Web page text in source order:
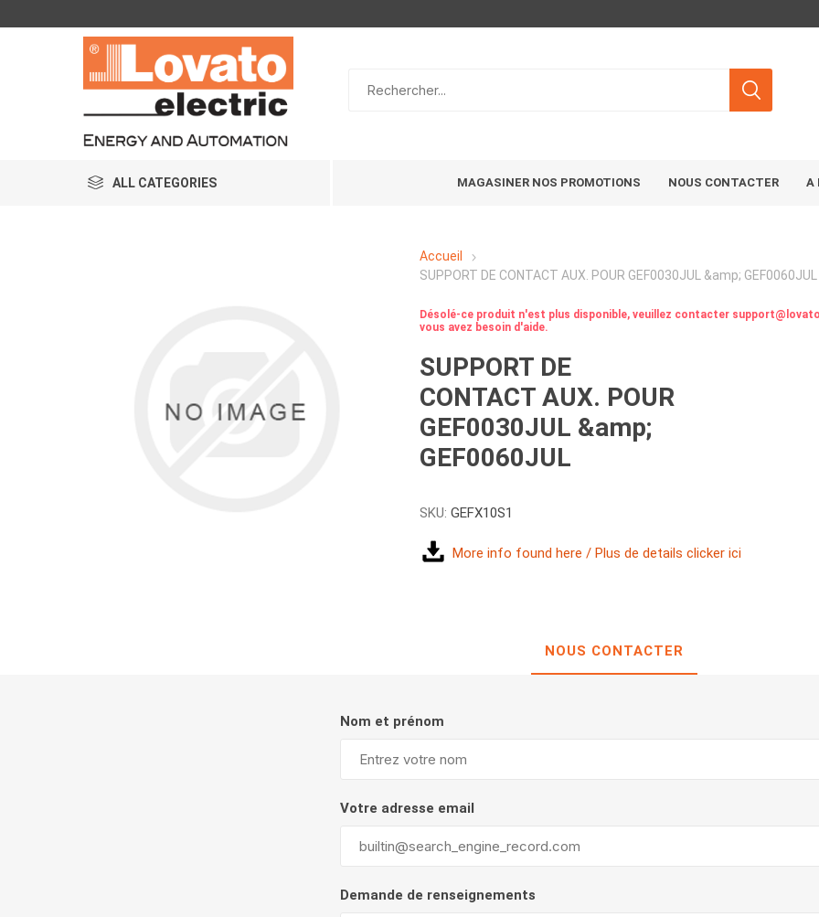
ALL CATEGORIES MAGASINER NOS PROMOTIONS NOUS CONTACTER A
Accueil
SUPPORT DE CONTACT AUX. POUR GEF0030JUL &amp; GEF0060JUL
Désolé-ce produit n'est plus disponible, veuillez contacter
vous avez besoin d'aide.
SUPPORT DE
CONTACT AUX. POUR
GEF0030JUL &amp;
GEF0060JUL
SKU: GEFX10S1
More info found here / Plus de details clicker ici
NOUS CONTACTER
Nom et prénom
Votre adresse email
Demande de renseignements